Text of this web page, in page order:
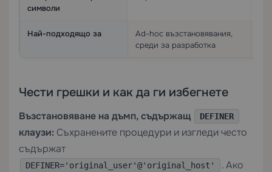
символи
Най-подходящо за
Ad-hoc възстановявания,
среди за разработка
Чести грешки и как да ги избегнете
Възстановяване на дъмп, съдържащ DEFINER
клаузи: Съхранените процедури и изгледи често
съдържат
DEFINER='original_user'@'original_host'
. Ако